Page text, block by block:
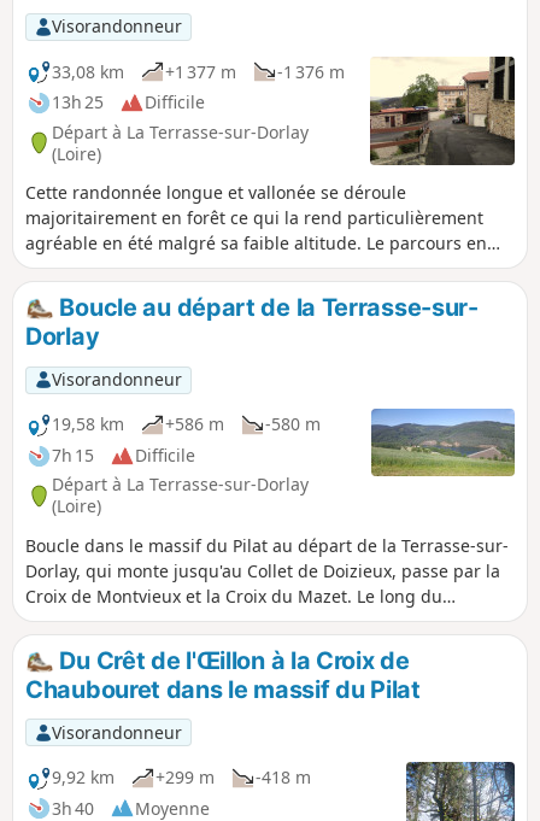
Visorandonneur
33,08 km
+1 377 m
-1 376 m
13h 25
Difficile
Départ à La Terrasse-sur-Dorlay
(Loire)
Cette randonnée longue et vallonée se déroule
majoritairement en forêt ce qui la rend particulièrement
agréable en été malgré sa faible altitude. Le parcours en
boucle depuis la Terrasse-sur-Dorlay débute par une
montée sur la ligne de crête dominant la retenue du Dorlay
pour rejoindre la Croix du Planil. Le parcours vient jouxter la
Jasserie avant de rejoindre Doizieux et remonter vers le
Collet de Doizieux. Le circuit se prolonge par un passage à
la Croix de Montvieux, à la Croix du Mazet puis à celle du
Pendu. Enfin par le vallon de la Mornante on retrouve la
Terrasse-sur-Dorlay.
Boucle au départ de la Terrasse-sur-
Dorlay
Visorandonneur
19,58 km
+586 m
-580 m
7h 15
Difficile
Départ à La Terrasse-sur-Dorlay
(Loire)
Boucle dans le massif du Pilat au départ de la Terrasse-sur-
Dorlay, qui monte jusqu'au Collet de Doizieux, passe par la
Croix de Montvieux et la Croix du Mazet. Le long du
parcours, très belles vues et panoramas sur le Barrage de
Dorlay, les vallonnements du Pilat, les monts du Lyonnais et
du Forez ainsi que le Rhône et sa vallée. La découverte de
"travail" à ferrer les chevaux et pour finir, si vous avez le
temps, une visite à la maison des tresses et lacets.
Du Crêt de l'Œillon à la Croix de
Chaubouret dans le massif du Pilat
Visorandonneur
9,92 km
+299 m
-418 m
3h 40
Moyenne